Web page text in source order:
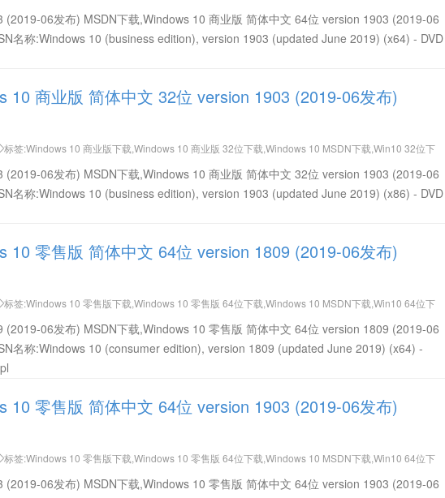
下载
(2019-06发布) MSDN下载,Windows 10 商业版 简体中文 64位 version 1903 (2019-06
名称:Windows 10 (business edition), version 1903 (updated June 2019) (x64) - DVD
10 商业版 简体中文 32位 version 1903 (2019-06发布)
标签:Windows 10 商业版下载,Windows 10 商业版 32位下载,Windows 10 MSDN下载,Win10 32位下
下载
(2019-06发布) MSDN下载,Windows 10 商业版 简体中文 32位 version 1903 (2019-06
名称:Windows 10 (business edition), version 1903 (updated June 2019) (x86) - DVD
10 零售版 简体中文 64位 version 1809 (2019-06发布)
标签:Windows 10 零售版下载,Windows 10 零售版 64位下载,Windows 10 MSDN下载,Win10 64位下
下载
(2019-06发布) MSDN下载,Windows 10 零售版 简体中文 64位 version 1809 (2019-06
名称:Windows 10 (consumer edition), version 1809 (updated June 2019) (x64) -
10 零售版 简体中文 64位 version 1903 (2019-06发布)
标签:Windows 10 零售版下载,Windows 10 零售版 64位下载,Windows 10 MSDN下载,Win10 64位下
下载
(2019-06发布) MSDN下载,Windows 10 零售版 简体中文 64位 version 1903 (2019-06